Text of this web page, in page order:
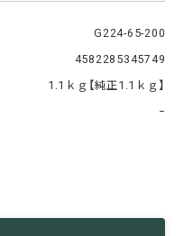
G224-65-200
4582285345749
1.1ｋｇ【純正1.1ｋｇ】
−